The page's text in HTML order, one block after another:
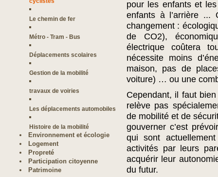
Le chemin de fer
Métro - Tram - Bus
Déplacements scolaires
Gestion de la mobilité
travaux de voiries
Les déplacements automobiles
Histoire de la mobilité
Environnement et écologie
Logement
Propreté
Participation citoyenne
Patrimoine
pour les enfants et
enfants à l’arrière ...
changement :
de CO2),
électrique coûtera
nécessite moins
maison, pas de
voiture) … ou une
Cependant, il faut
relève pas
de mobilité et de
gouverner c’est
qui sont
activités par leurs
acquérir leur
du futur.